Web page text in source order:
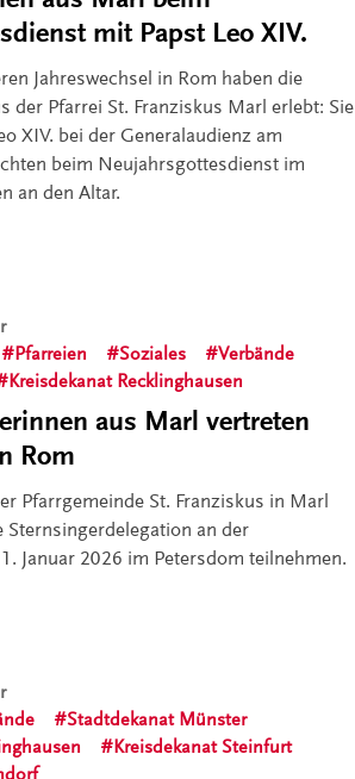
mit Papst Leo XIV.
Jahreswechsel in Rom haben die
der Pfarrei St. Franziskus Marl erlebt: Sie
XIV. bei der Generalaudienz am
beim Neujahrsgottesdienst im
an den Altar.
Pfarreien Soziales
Verbände
Kreisdekanat Recklinghausen
aus Marl vertreten
Rom
Pfarrgemeinde St. Franziskus in Marl
Sternsingerdelegation an der
Januar 2026 im Petersdom teilnehmen.
Stadtdekanat Münster
Kreisdekanat Steinfurt